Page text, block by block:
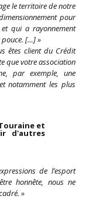
le territoire de notre
pour
qui a rayonnement
pouce. […] »
êtes client du Crédit
que votre association
par exemple, une
notamment les plus
et
d'autres
de l’esport
honnête, nous ne
»